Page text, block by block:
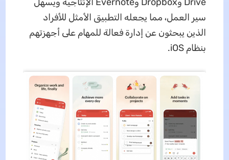
Drive وDropbox وEvernote الإنتاجية ويسهل
سير العمل، مما يجعله التطبيق الأمثل للأفراد
الذين يبحثون عن إدارة فعالة للمهام على أجهزتهم
بنظام iOS.